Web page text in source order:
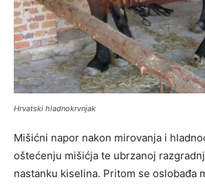
Hrvatski hladnokrvnjak
Mišićni napor nakon mirovanja i
oštećenju mišićja te ubrzanoj
nastanku kiselina. Pritom se oslobađa